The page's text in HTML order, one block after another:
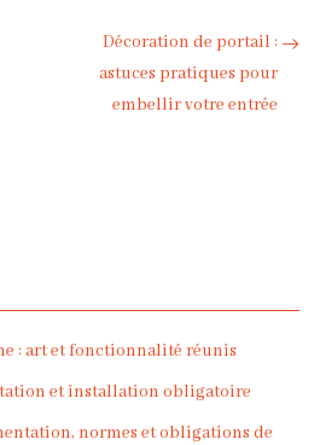
Décoration de portail :
astuces pratiques pour
embellir votre entrée
: art et fonctionnalité réunis
et installation obligatoire
normes et obligations de